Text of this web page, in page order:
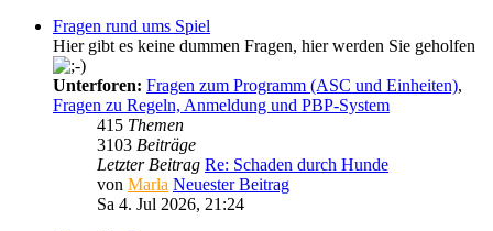
Fragen rund ums Spiel
Hier gibt es keine dummen Fragen, hier werden Sie geholfen
Unterforen: Fragen zum Programm (ASC und Einheiten),
Fragen zu Regeln, Anmeldung und PBP-System
415 Themen
3103 Beiträge
Letzter Beitrag Re: Schaden durch Hunde
von Marla Neuester Beitrag
Sa 4. Jul 2026, 21:24